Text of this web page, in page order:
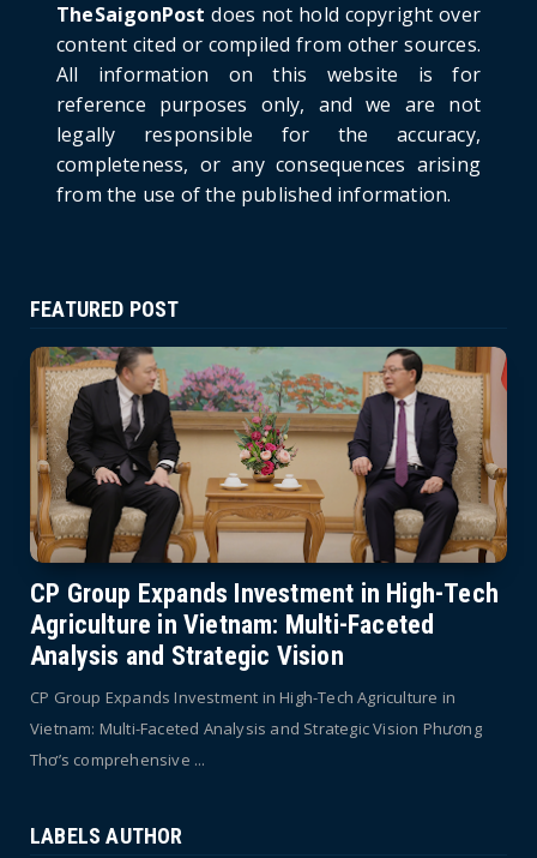
HOTNEWS
Politburo: Strictly Handle Acts of Using
Pirated Software, C...
June 21, 2026
TheSaigonPost does not hold copyright over
content cited or compiled from other sources.
All information on this website is for
reference purposes only, and we are not
legally responsible for the accuracy,
completeness, or any consequences arising
from the use of the published information.
FEATURED POST
CP Group Expands Investment in High-Tech
Agriculture in Vietnam: Multi-Faceted
Analysis and Strategic Vision
CP Group Expands Investment in High-Tech Agriculture in
Vietnam: Multi-Faceted Analysis and Strategic Vision Phương
Thơ’s comprehensive ...
LABELS AUTHOR